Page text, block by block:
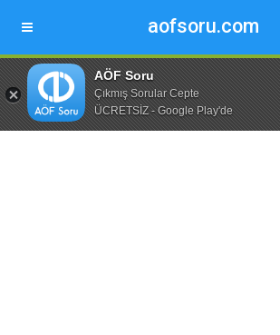
aofsoru.com
AÖF Soru
Çıkmış Sorular Cepte
ÜCRETSİZ - Google Play'de